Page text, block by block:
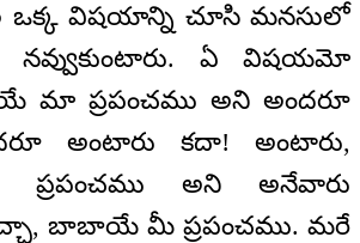
ఒక్క విషయాన్ని చూసి మనసులో
నవ్వుకుంటారు. ఏ విషయమో
మా ప్రపంచము అని అందరూ
అంటారు కదా! అంటారు,
అని అనేవారు
బాబాయే మీ ప్రపంచము. మరే